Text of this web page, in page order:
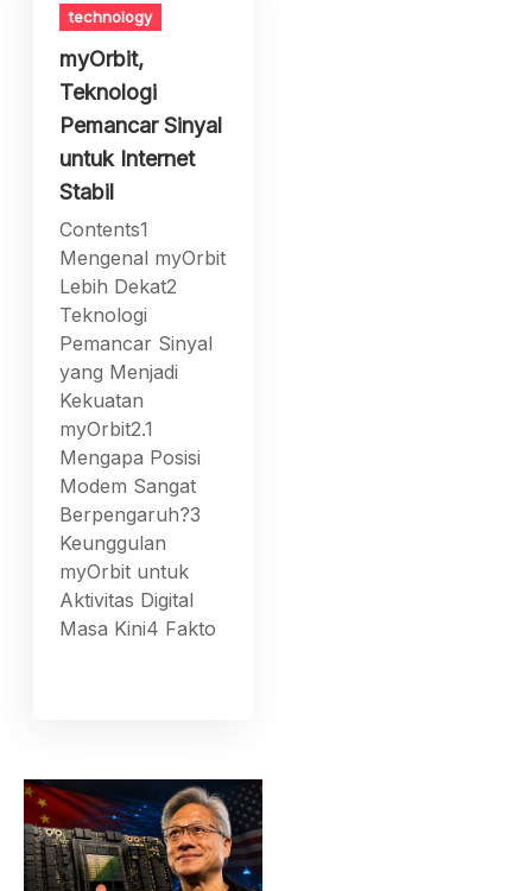
technology
myOrbit,
Teknologi
Pemancar Sinyal
untuk Internet
Stabil
Contents1
Mengenal myOrbit
Lebih Dekat2
Teknologi
Pemancar Sinyal
yang Menjadi
Kekuatan
myOrbit2.1
Mengapa Posisi
Modem Sangat
Berpengaruh?3
Keunggulan
myOrbit untuk
Aktivitas Digital
Masa Kini4 Fakto